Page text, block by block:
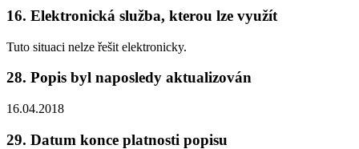
16. Elektronická služba, kterou lze využít
Tuto situaci nelze řešit elektronicky.
28. Popis byl naposledy aktualizován
16.04.2018
29. Datum konce platnosti popisu